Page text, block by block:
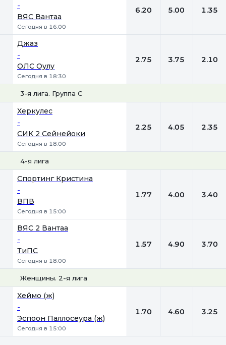
-
ВЯС Вантаа
Сегодня в 16:00
6.20 5.00 1.35
Джаз
-
ОЛС Оулу
Сегодня в 18:30
2.75 3.75 2.10
3-я лига. Группа С
Херкулес
-
СИК 2 Сейнейоки
Сегодня в 18:00
2.25 4.05 2.35
4-я лига
Спортинг Кристина
-
ВПВ
Сегодня в 15:00
1.77 4.00 3.40
ВЯС 2 Вантаа
-
ТиПС
Сегодня в 18:00
1.57 4.90 3.70
Женщины. 2-я лига
Хеймо (ж)
-
Эспоон Паллосеура (ж)
Сегодня в 15:00
1.70 4.60 3.25